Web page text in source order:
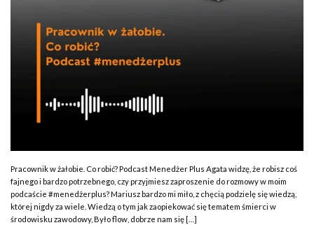
Pracownik w żałobie. Co robić? Podcast Menedżer Plus Agata widzę, że robisz coś
fajnego i bardzo potrzebnego, czy przyjmiesz zaproszenie do rozmowy w moim
podcaście #menedżerplus? Mariusz bardzo mi miło, z chęcią podzielę się wiedzą,
której nigdy za wiele. Wiedzą o tym jak zaopiekować się tematem śmierci w
środowisku zawodowy, Było flow, dobrze nam się […]